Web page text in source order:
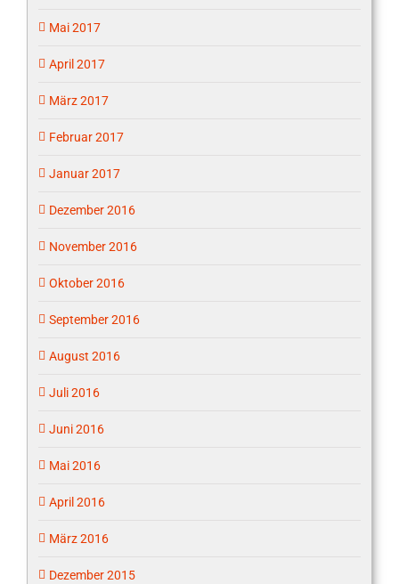
Mai 2017
April 2017
März 2017
Februar 2017
Januar 2017
Dezember 2016
November 2016
Oktober 2016
September 2016
August 2016
Juli 2016
Juni 2016
Mai 2016
April 2016
März 2016
Dezember 2015